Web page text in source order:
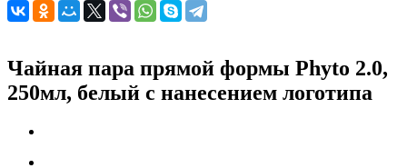
Чайная пара прямой формы Phyto 2.0,
250мл, белый с нанесением логотипа